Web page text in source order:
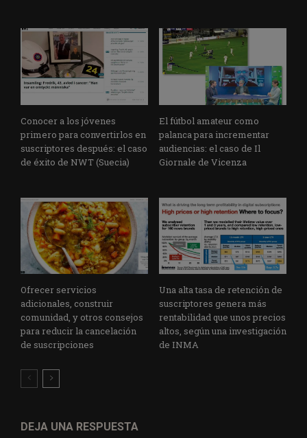
Conocer a los jóvenes
primero para convertirlos en
suscriptores después: el caso
de éxito de NWT (Suecia)
El fútbol amateur como
palanca para incrementar
audiencias: el caso de Il
Giornale de Vicenza
Ofrecer servicios
adicionales, construir
comunidad, y otros consejos
para reducir la cancelación
de suscripciones
Una alta tasa de retención de
suscriptores genera más
rentabilidad que unos precios
altos, según una investigación
de INMA
DEJA UNA RESPUESTA